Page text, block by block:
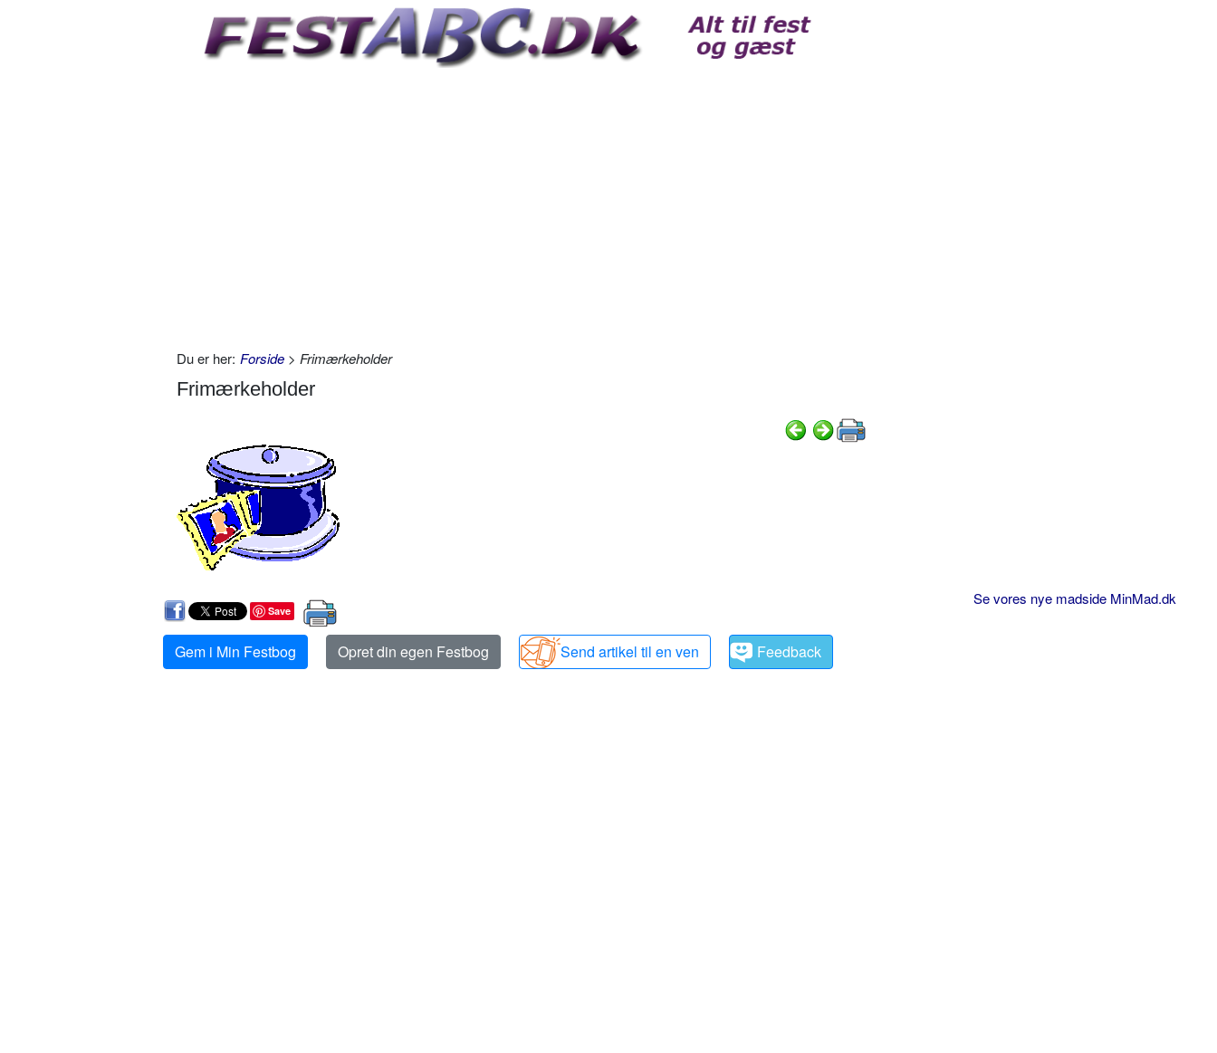
Du er her: Forside > Frimærkeholder
Frimærkeholder
Save
Gem i Min Festbog Opret din egen Festbog Send artikel til en ven Feedback
Se vores nye madside MinMad.dk